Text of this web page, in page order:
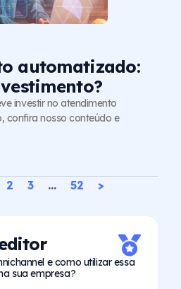
automatizado:
investir no atendimento
confira nosso conteúdo e
2 3 … 52 >
e como utilizar essa
sua empresa?